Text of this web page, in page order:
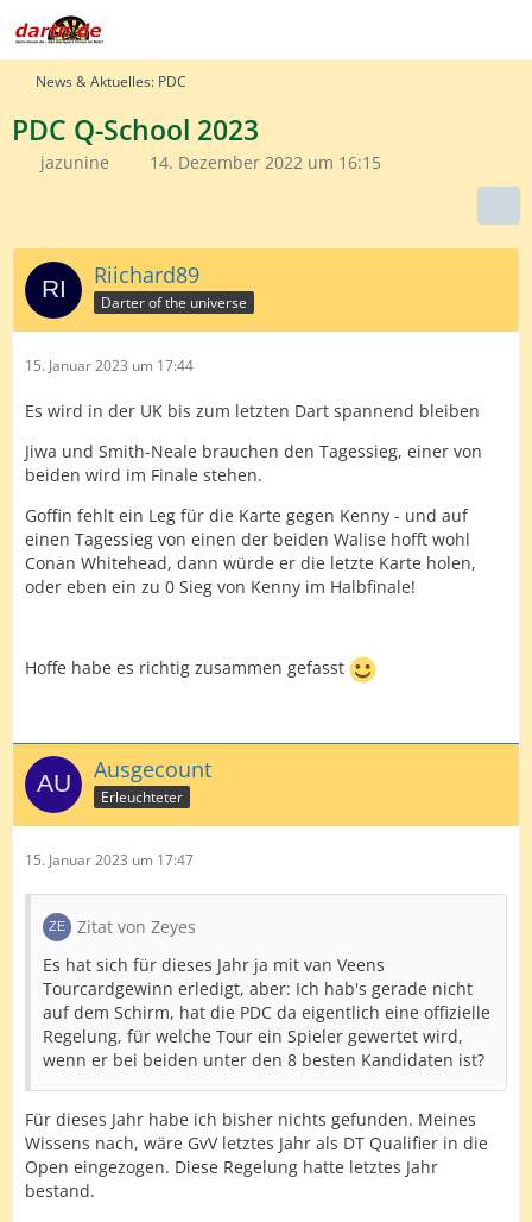
News & Aktuelles: PDC
PDC Q-School 2023
jazunine 14. Dezember 2022 um 16:15
Riichard89
Darter of the universe
15. Januar 2023 um 17:44
Es wird in der UK bis zum letzten Dart spannend bleiben
Jiwa und Smith-Neale brauchen den Tagessieg, einer von
beiden wird im Finale stehen.
Goffin fehlt ein Leg für die Karte gegen Kenny - und auf
einen Tagessieg von einen der beiden Walise hofft wohl
Conan Whitehead, dann würde er die letzte Karte holen,
oder eben ein zu 0 Sieg von Kenny im Halbfinale!
Hoffe habe es richtig zusammen gefasst
Ausgecount
Erleuchteter
15. Januar 2023 um 17:47
Zitat von Zeyes
Es hat sich für dieses Jahr ja mit van Veens
Tourcardgewinn erledigt, aber: Ich hab's gerade nicht
auf dem Schirm, hat die PDC da eigentlich eine offizielle
Regelung, für welche Tour ein Spieler gewertet wird,
wenn er bei beiden unter den 8 besten Kandidaten ist?
Für dieses Jahr habe ich bisher nichts gefunden. Meines
Wissens nach, wäre GvV letztes Jahr als DT Qualifier in die
Open eingezogen. Diese Regelung hatte letztes Jahr
bestand.